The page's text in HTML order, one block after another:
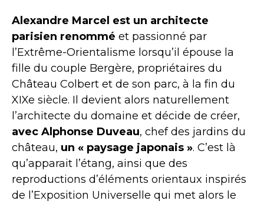
Alexandre Marcel est un architecte
parisien renommé et passionné par
l’Extrême-Orientalisme lorsqu’il épouse la
fille du couple Bergère, propriétaires du
Château Colbert et de son parc, à la fin du
XIXe siècle. Il devient alors naturellement
l’architecte du domaine et décide de créer,
avec Alphonse Duveau, chef des jardins du
château, un « paysage japonais ». C’est là
qu’apparait l’étang, ainsi que des
reproductions d’éléments orientaux inspirés
de l’Exposition Universelle qui met alors le